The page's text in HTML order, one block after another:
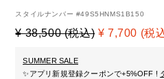
スタイルナンバー #49S5HNMS1B150
¥ 38,500 (税込) ¥ 7,700 (税
SUMMER SALE
✨アプリ新規登録クーポンで+5%OFF !